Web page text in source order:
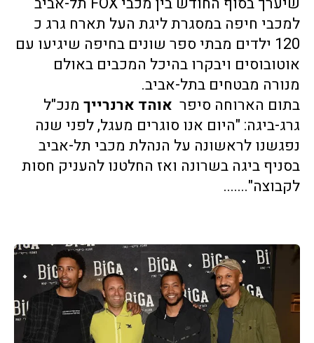
מנורה מבטחים בתל-אביב.
בתום הארוחה סיפר אוהד ארנרייך
לקבוצה".......